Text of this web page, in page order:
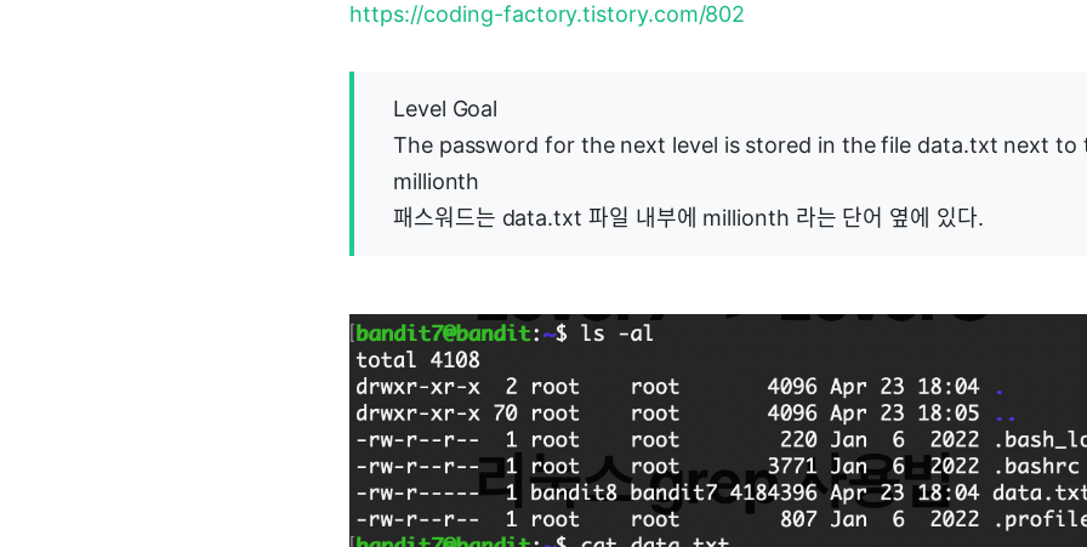
https://coding-factory.tistory.com/802
Level Goal
The password for the next level is stored in the file data.txt next to
millionth
패스워드는 data.txt 파일 내부에 millionth 라는 단어 옆에 있다.